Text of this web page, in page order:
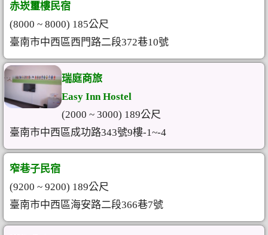
赤崁璽樓民宿
(8000 ~ 8000) 185公尺
臺南市中西區西門路二段372巷10號
瑞庭商旅
Easy Inn Hostel
(2000 ~ 3000) 189公尺
臺南市中西區成功路343號9樓-1~-4
窄巷子民宿
(9200 ~ 9200) 189公尺
臺南市中西區海安路二段366巷7號